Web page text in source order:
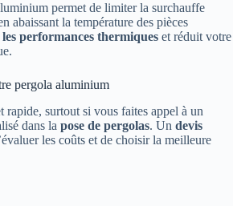
permet de limiter la surchauffe
abaissant la température des pièces
les performances thermiques et réduit votre
pergola aluminium
rapide, surtout si vous faites appel à un
dans la pose de pergolas. Un devis
les coûts et de choisir la meilleure